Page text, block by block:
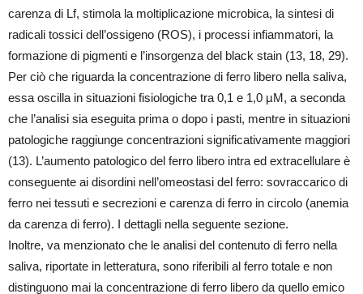
carenza di Lf, stimola la moltiplicazione microbica, la sintesi di
radicali tossici dell’ossigeno (ROS), i processi infiammatori, la
formazione di pigmenti e l’insorgenza del black stain (13, 18, 29).
Per ciò che riguarda la concentrazione di ferro libero nella saliva,
essa oscilla in situazioni fisiologiche tra 0,1 e 1,0 µM, a seconda
che l’analisi sia eseguita prima o dopo i pasti, mentre in situazioni
patologiche raggiunge concentrazioni significativamente maggiori
(13). L’aumento patologico del ferro libero intra ed extracellulare è
conseguente ai disordini nell’omeostasi del ferro: sovraccarico di
ferro nei tessuti e secrezioni e carenza di ferro in circolo (anemia
da carenza di ferro). I dettagli nella seguente sezione.
Inoltre, va menzionato che le analisi del contenuto di ferro nella
saliva, riportate in letteratura, sono riferibili al ferro totale e non
distinguono mai la concentrazione di ferro libero da quello emico